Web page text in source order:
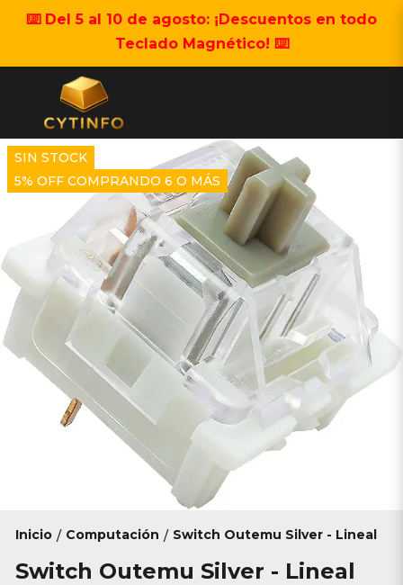
⌨️ Del 5 al 10 de agosto: ¡Descuentos en todo
Teclado Magnético! ⌨️
SIN STOCK
5% OFF COMPRANDO 6 O MÁS
Inicio / Computación / Switch Outemu Silver - Lineal
Switch Outemu Silver - Lineal